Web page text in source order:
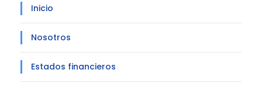
Inicio
Nosotros
Estados financieros